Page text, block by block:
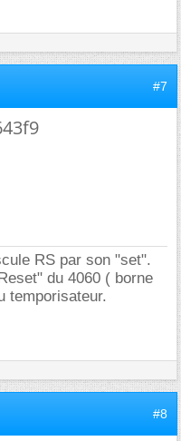
#7
RS par son "set".
du 4060 ( borne
temporisateur.
#8